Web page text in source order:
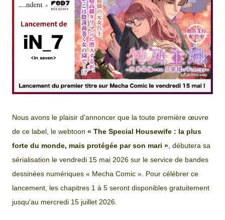
Nous avons le plaisir d'annoncer que la toute première œuvre
de ce label, le webtoon « The Special Housewife : la plus
forte du monde, mais protégée par son mari » , débutera sa
sérialisation le vendredi 15 mai 2026 sur le service de bandes
dessinées numériques « Mecha Comic ». Pour célébrer ce
lancement, les chapitres 1 à 5 seront disponibles gratuitement
jusqu'au mercredi 15 juillet 2026.